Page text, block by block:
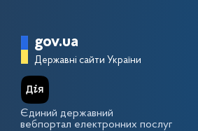
Головна сторінка
gov.ua
Державні сайти України
Єдиний державний
вебпортал електронних послуг